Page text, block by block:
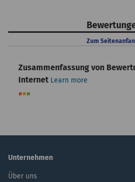
Zum
Zusammenfassung von
Internet Learn more
Unternehmen
Über uns